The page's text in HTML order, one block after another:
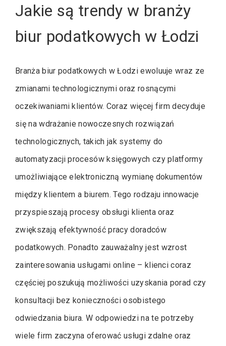
Jakie są trendy w branży
biur podatkowych w Łodzi
Branża biur podatkowych w Łodzi ewoluuje wraz ze
zmianami technologicznymi oraz rosnącymi
oczekiwaniami klientów. Coraz więcej firm decyduje
się na wdrażanie nowoczesnych rozwiązań
technologicznych, takich jak systemy do
automatyzacji procesów księgowych czy platformy
umożliwiające elektroniczną wymianę dokumentów
między klientem a biurem. Tego rodzaju innowacje
przyspieszają procesy obsługi klienta oraz
zwiększają efektywność pracy doradców
podatkowych. Ponadto zauważalny jest wzrost
zainteresowania usługami online – klienci coraz
częściej poszukują możliwości uzyskania porad czy
konsultacji bez konieczności osobistego
odwiedzania biura. W odpowiedzi na te potrzeby
wiele firm zaczyna oferować usługi zdalne oraz